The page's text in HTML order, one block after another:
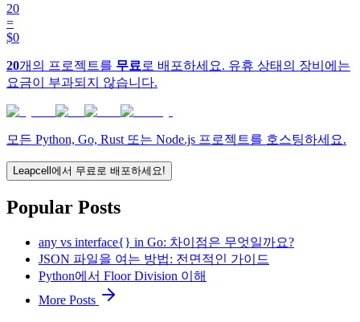
20
=
$0
20개의 프로젝트를 무료 로 배포하세요. 유휴 상태의 장비에는
요금이 부과되지 않습니다.
모든 Python, Go, Rust 또는 Node.js 프로젝트를 호스팅하세요.
Leapcell에서 무료로 배포하세요!
Popular Posts
any vs interface{} in Go: 차이점은 무엇일까요?
JSON 파일을 여는 방법: 전면적인 가이드
Python에서 Floor Division 이해
More Posts